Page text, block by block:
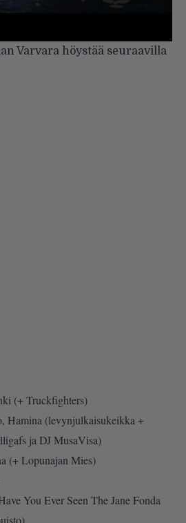
Varvara höystää seuraavilla
(+ Truckfighters)
Hamina (levynjulkaisukeikka +
ja DJ MusaVisa)
(+ Lopunajan Mies)
You Ever Seen The Jane Fonda